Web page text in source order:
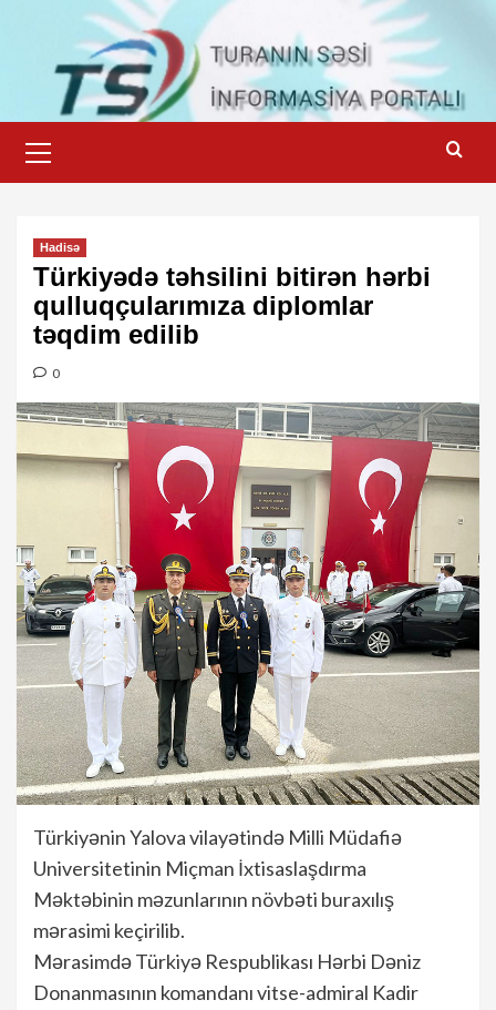
content
Menu
Hadisə
Türkiyədə təhsilini bitirən hərbi
qulluqçularımıza diplomlar
təqdim edilib
0
Türkiyənin Yalova vilayətində Milli Müdafiə
Universitetinin Miçman İxtisaslaşdırma
Məktəbinin məzunlarının növbəti buraxılış
mərasimi keçirilib.
Mərasimdə Türkiyə Respublikası Hərbi Dəniz
Donanmasının komandanı vitse-admiral Kadir